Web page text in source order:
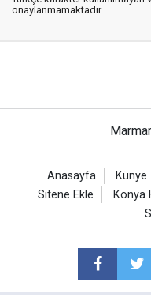
onaylanmamaktadır.
Anasayfa Künye
Sitene Ekle
Konya